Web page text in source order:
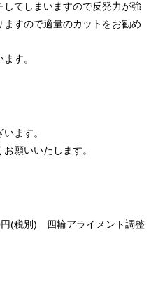
てしまいますので反発力が強
すので適量のカットをお勧め
す。
ます。
願いいたします。
(税別) 四輪アライメント調整